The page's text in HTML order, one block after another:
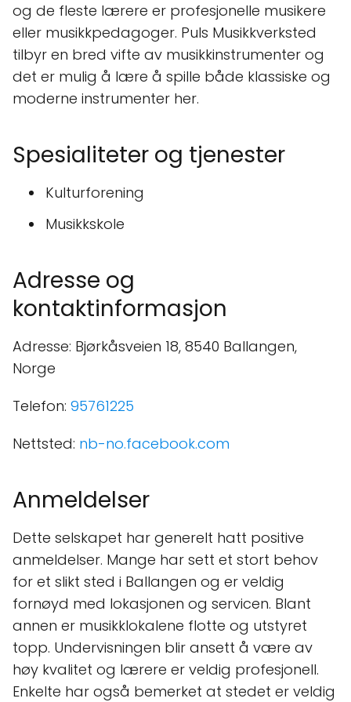
og de fleste lærere er profesjonelle musikere
eller musikkpedagoger. Puls Musikkverksted
tilbyr en bred vifte av musikkinstrumenter og
det er mulig å lære å spille både klassiske og
moderne instrumenter her.
Spesialiteter og tjenester
Kulturforening
Musikkskole
Adresse og
kontaktinformasjon
Adresse: Bjørkåsveien 18, 8540 Ballangen,
Norge
Telefon: 95761225
Nettsted: nb-no.facebook.com
Anmeldelser
Dette selskapet har generelt hatt positive
anmeldelser. Mange har sett et stort behov
for et slikt sted i Ballangen og er veldig
fornøyd med lokasjonen og servicen. Blant
annen er musikklokalene flotte og utstyret
topp. Undervisningen blir ansett å være av
høy kvalitet og lærere er veldig profesjonell.
Enkelte har også bemerket at stedet er veldig